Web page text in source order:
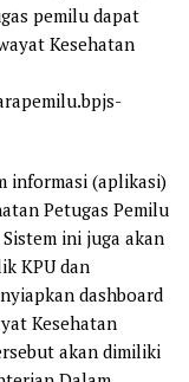
pemilu dapat
Kesehatan
informasi (aplikasi)
Petugas Pemilu
ini juga akan
KPU dan
dashboard
Kesehatan
akan dimiliki